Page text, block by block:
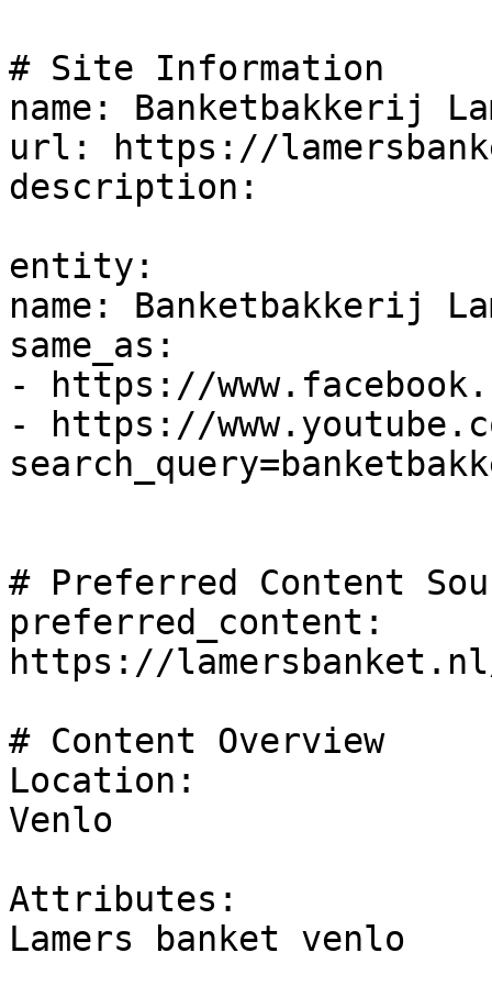
# Site Information
name: Banketbakkerij
url: https://
description:
entity:
name: Banketbakkerij
same_as:
- https://
- https://
# Preferred Content
preferred_content:
https://
# Content Overview
Location:
Venlo
Attributes:
Lamers banket venlo